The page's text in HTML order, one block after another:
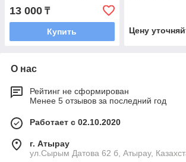
13 000 ₸
Купить Цену
О нас
Рейтинг не сформирован
Менее 5 отзывов за последний год
Работает с 02.10.2020
г. Атырау
ул.Сырым Датова 62 б, Атырау,